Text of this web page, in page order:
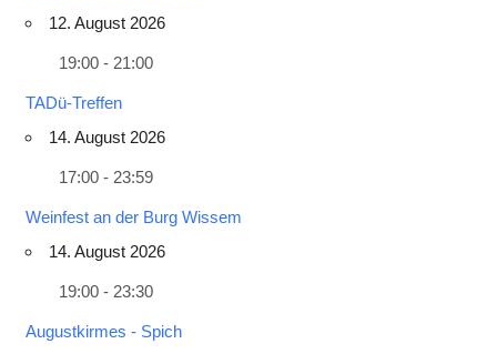
12. August 2026
19:00 - 21:00
TADü-Treffen
14. August 2026
17:00 - 23:59
Weinfest an der Burg Wissem
14. August 2026
19:00 - 23:30
Augustkirmes - Spich